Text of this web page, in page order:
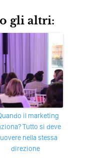
gli altri:
Tutto si deve
nella stessa
direzione